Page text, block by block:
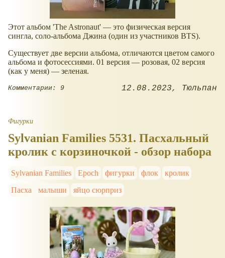
Этот альбом 'The Astronaut' — это физическая версия
сингла, соло-альбома Джина (один из участников BTS).
Существует две версии альбома, отличаются цветом самого
альбома и фотосессиями. 01 версия — розовая, 02 версия
(как у меня) — зеленая.
Комментарии: 9 12.08.2023 Тюльпан
Фигурки
Sylvanian Families 5531. Пасхальный
кролик с корзиночкой - обзор набора
Sylvanian Families Epoch фигурки флок
кролик
Пасха
малыши яйцо сюрприз